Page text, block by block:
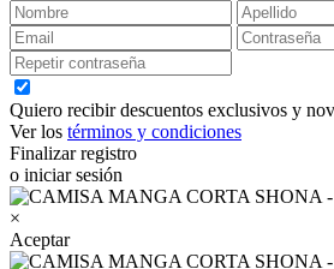
Quiero recibir descuentos exclusivos y
Ver los términos y condiciones
Finalizar registro
o iniciar sesión
×
Aceptar